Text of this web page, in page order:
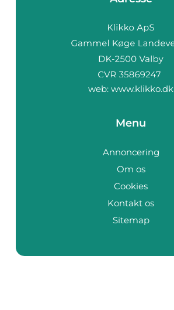
web: www.klikko.dk
Menu
Annoncering
Om os
Cookies
Kontakt os
Sitemap